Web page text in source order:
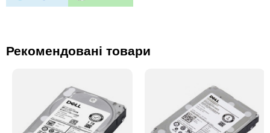
Рекомендовані товари